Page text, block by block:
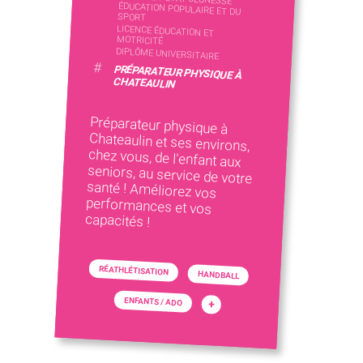
SPORT
LICENCE ÉDUCATION ET
MOTRICITÉ
DIPLÔME UNIVERSITAIRE
# PRÉPARATEUR PHYSIQUE À
CHATEAULIN
Préparateur physique à
Chateaulin et ses environs,
chez vous, de l'enfant aux
seniors, au service de votre
santé ! Améliorez vos
performances et vos
capacités !
RÉATHLÉTISATION HANDBALL
ENFANTS / ADO +